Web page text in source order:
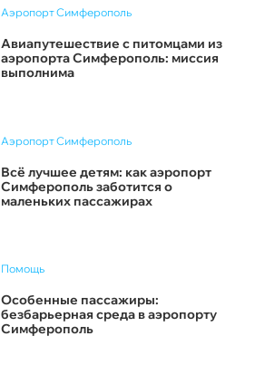
Аэропорт Симферополь
Авиапутешествие с питомцами из
аэропорта Симферополь: миссия
выполнима
Аэропорт Симферополь
Всё лучшее детям: как аэропорт
Симферополь заботится о
маленьких пассажирах
Помощь
Особенные пассажиры:
безбарьерная среда в аэропорту
Симферополь